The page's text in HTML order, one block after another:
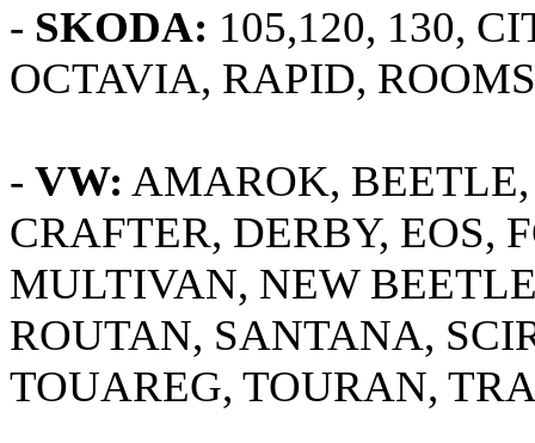
- SKODA: 105,120, 130,
OCTAVIA, RAPID,
- VW: AMAROK,
CRAFTER, DERBY, EOS,
MULTIVAN, NEW
ROUTAN, SANTANA,
TOUAREG, TOURAN,